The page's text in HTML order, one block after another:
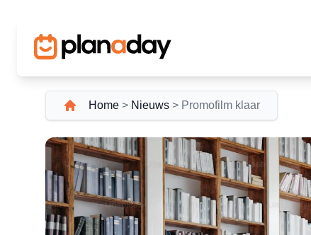
Home > Nieuws > Promofilm klaar